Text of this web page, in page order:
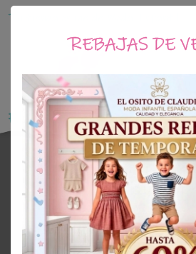
El Osito de Claudia
Tu tienda online de Moda Infantil
Outlet Niña
OUTLET
REBAJAS DE